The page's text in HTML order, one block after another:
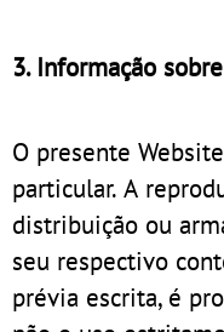
3. Informação
O presente
particular. A
distribuição ou
seu respectivo
prévia escrita, é